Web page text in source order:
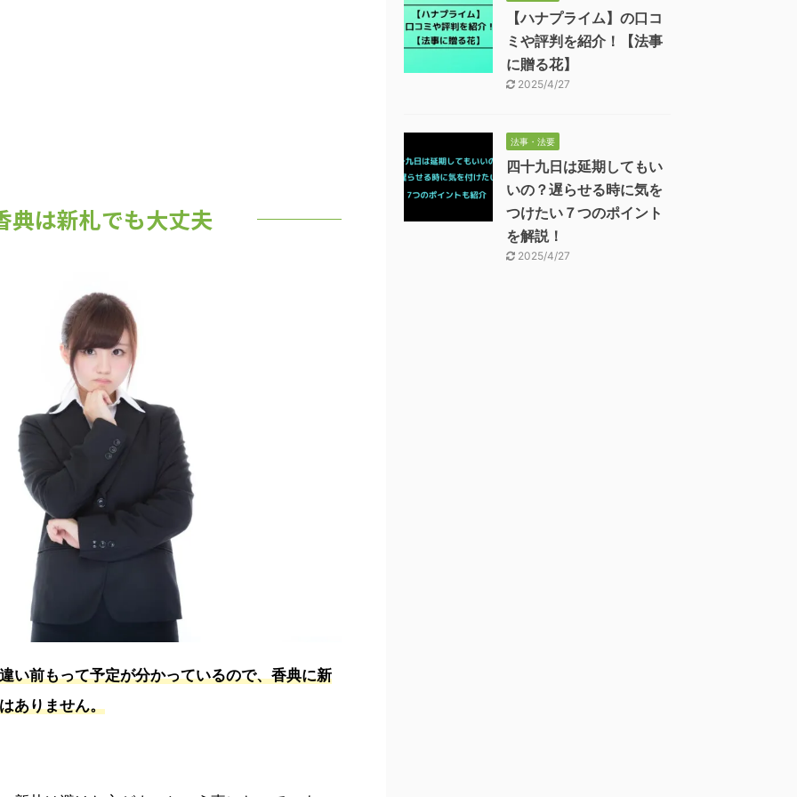
典は新札でも大丈夫
い前もって予定が分かっているので、香典に新
ありません。
【ハナプライム】の口コ
ミや評判を紹介！【法事
に贈る花】
2025/4/27
法事・法要
四十九日は延期してもい
いの？遅らせる時に気を
つけたい７つのポイント
を解説！
2025/4/27